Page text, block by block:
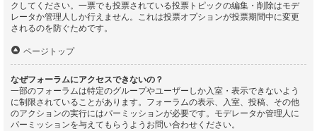
クしてください。一票でも投票されている投票トピックの編集・削除はモデ
レータか管理人しか行えません。これは投票オプションが投票期間中に変更
されるのを防ぐためです。
ページトップ
なぜフォーラムにアクセスできないの？
一部のフォーラムは特定のグループやユーザーしか入室・表示できないよう
に制限されていることがあります。フォーラムの表示、入室、投稿、その他
のアクションの実行にはパーミッションが必要です。モデレータか管理人に
パーミッションを与えてもらうようお問い合わせください。